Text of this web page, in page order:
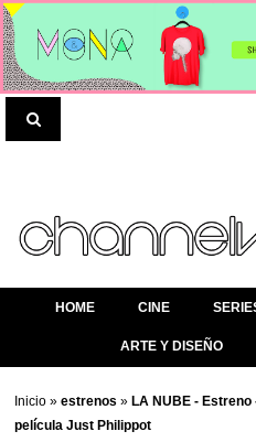
HOME CINE
ARTE Y DISEÑO
Inicio»estrenos» LA NUBE -
película Just Philippot